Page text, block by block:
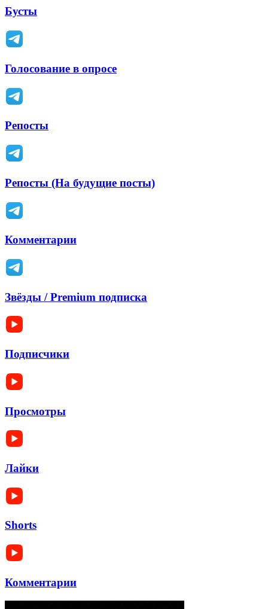
Бусты
Голосование в опросе
Репосты
Репосты (На будущие посты)
Комментарии
Звёзды / Premium подписка
Подписчики
Просмотры
Лайки
Shorts
Комментарии